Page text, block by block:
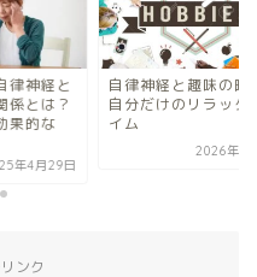
律神経と
係とは？
果的な
年4月29日
自律神経と趣味の時
自分だけのリラック
イム
2026年1
ンク